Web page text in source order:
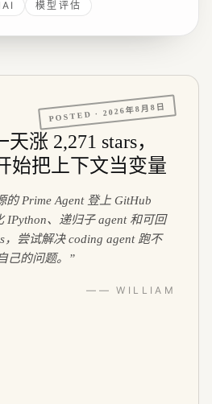
体评估，harness 工程化成了新的
模型评估
POSTED ·2026年8月8日
涨 2,271 stars，
始把上下文当变量
的 Prime Agent 登上 GitHub
IPython、递归子 agent 和可回
，尝试解决 coding agent 跑不
己的问题。
”
—— WILLIAM